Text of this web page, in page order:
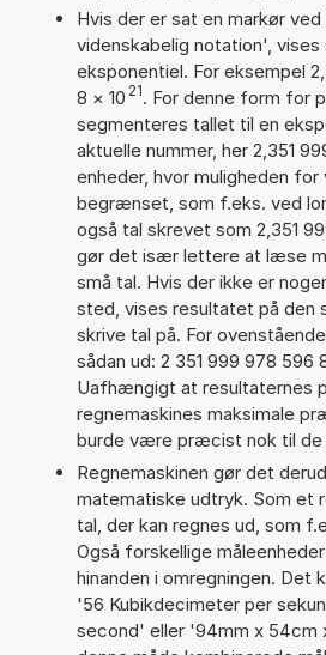
Hvis der er sat en markør
videnskabelig notation', vises
eksponentiel. For eksempel
8 × 10 21. For denne form for
segmenteres tallet til en
aktuelle nummer, her 2,351
enheder, hvor muligheden for
begrænset, som f.eks. ved
også tal skrevet som 2,351
gør det især lettere at læse
små tal. Hvis der ikke er
sted, vises resultatet på den
skrive tal på. For
sådan ud: 2 351 999 978 596
Uafhængigt at resultaternes
regnemaskines maksimale
burde være præcist nok til
Regnemaskinen gør det
matematiske udtryk. Som et
tal, der kan regnes ud, som
Også forskellige
hinanden i omregningen. Det
'56 Kubikdecimeter per
second' eller '94mm x 54cm